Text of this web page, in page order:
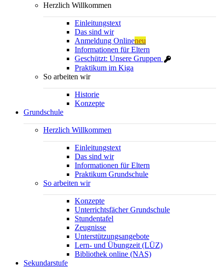
Herzlich Willkommen
Einleitungstext
Das sind wir
Anmeldung Onlineneu
Informationen für Eltern
Geschützt: Unsere Gruppen
Praktikum im Kiga
So arbeiten wir
Historie
Konzepte
Grundschule
Herzlich Willkommen
Einleitungstext
Das sind wir
Informationen für Eltern
Praktikum Grundschule
So arbeiten wir
Konzepte
Unterrichtsfächer Grundschule
Stundentafel
Zeugnisse
Unterstützungsangebote
Lern- und Übungzeit (LÜZ)
Bibliothek online (NAS)
Sekundarstufe